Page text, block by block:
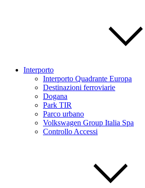
Interporto
Interporto Quadrante Europa
Destinazioni ferroviarie
Dogana
Park TIR
Parco urbano
Volkswagen Group Italia Spa
Controllo Accessi